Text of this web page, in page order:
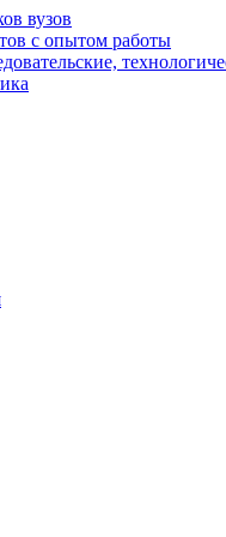
вузов
с опытом работы